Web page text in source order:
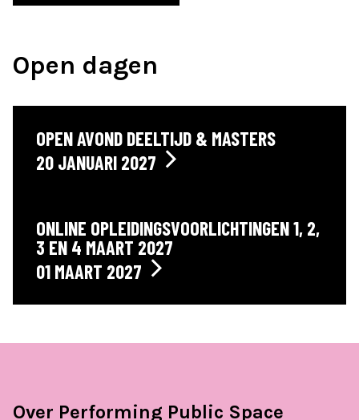
Open dagen
OPEN AVOND DEELTIJD & MASTERS
20 JANUARI 2027
ONLINE OPLEIDINGSVOORLICHTINGEN 1, 2,
3 EN 4 MAART 2027
01 MAART 2027
Over Performing Public Space